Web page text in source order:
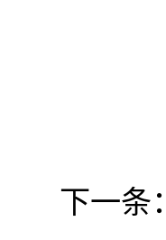
下一条：